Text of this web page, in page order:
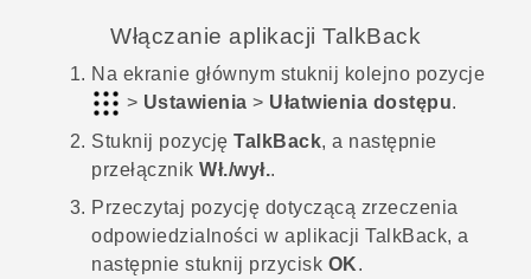
Włączanie aplikacji TalkBack
Na ekranie głównym stuknij kolejno pozycje
> Ustawienia > Ułatwienia dostępu.
Stuknij pozycję TalkBack, a następnie
przełącznik Wł./wył..
Przeczytaj pozycję dotyczącą zrzeczenia
odpowiedzialności w aplikacji TalkBack, a
następnie stuknij przycisk OK.